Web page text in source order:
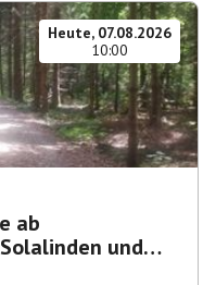
Heute, 07.08.2026
10:00
ab
und